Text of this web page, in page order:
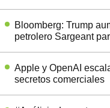
Bloomberg: Trump
petrolero Sargeant
Apple y OpenAI
secretos comerciales